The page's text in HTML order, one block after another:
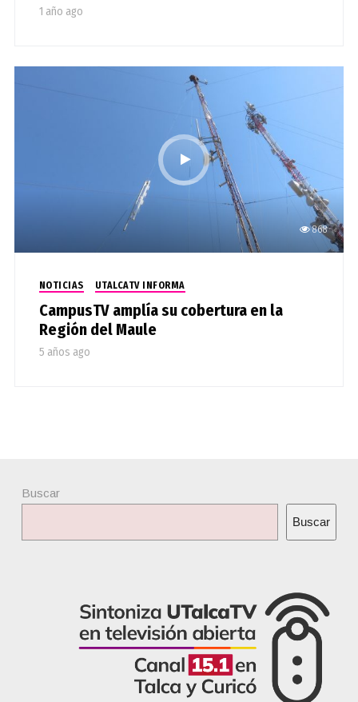
1 año ago
868
NOTICIAS UTALCATV INFORMA
CampusTV amplía su cobertura en la
Región del Maule
5 años ago
Buscar
Buscar